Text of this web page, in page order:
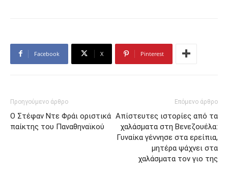
Facebook X Pinterest
Προηγούμενο άρθρο
Ο Στέφαν Ντε Φράι οριστικά
παίκτης του Παναθηναϊκού
Επόμενο άρθρο
Απίστευτες ιστορίες από τα
χαλάσματα στη Βενεζουέλα:
Γυναίκα γέννησε στα ερείπια,
μητέρα ψάχνει στα
χαλάσματα τον γιο της